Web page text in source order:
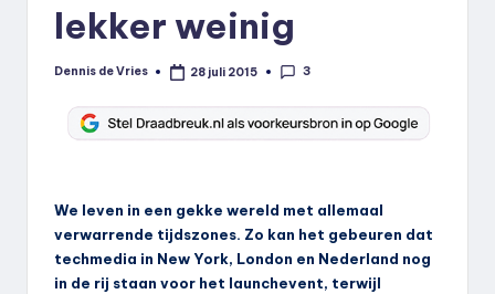
lekker weinig
Geplaatst
Dennis de Vries 28 juli 2015 3
We leven in een gekke wereld met allemaal
verwarrende tijdszones. Zo kan het gebeuren dat
techmedia in New York, London en Nederland nog
in de rij staan voor het launchevent, terwijl